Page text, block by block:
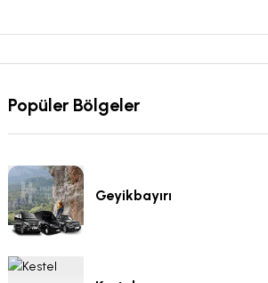
Popüler Bölgeler
Geyikbayırı